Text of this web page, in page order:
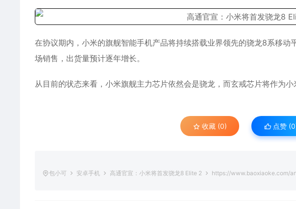
在协议期内，小米的旗舰智能手机产品将持续搭载业界领先的骁龙8系移动
场销售，出货量预计逐年增长。
从目前的状态来看，小米旗舰主力芯片依然会是骁龙，而玄戒芯片将作为小
收藏 (0) 点赞 (0
包小可 安卓手机 高通官宣：小米将首发骁龙8 Elite 2 https://www.baoxiaoke.com/